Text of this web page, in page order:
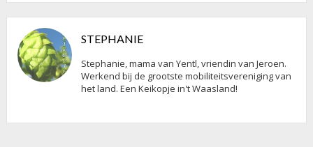
STEPHANIE
Stephanie, mama van Yentl, vriendin van Jeroen.
Werkend bij de grootste mobiliteitsvereniging van
het land. Een Keikopje in't Waasland!